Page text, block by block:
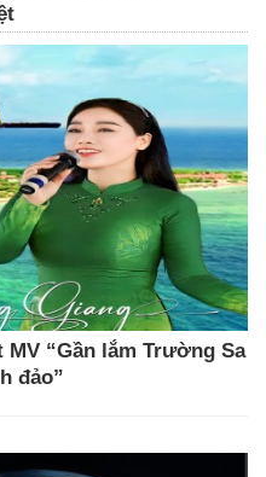
“Gần lắm Trường Sa
đảo”